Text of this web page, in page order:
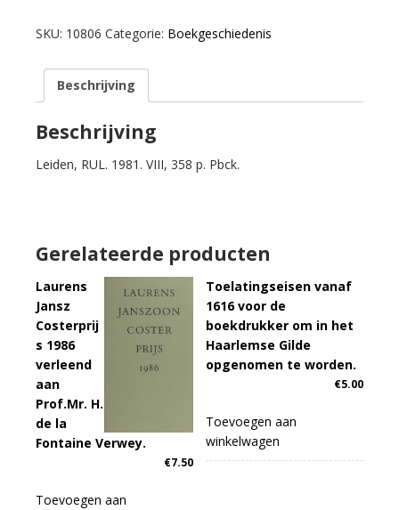
The
Printed
Editions
(1518-
1664)
Aeschylus.
SKU: 10806 Categorie: Boekgeschiedenis
Beschrijving
Beschrijving
Leiden, RUL. 1981. VIII, 358 p. Pbck.
Gerelateerde producten
Laurens
Jansz
Costerprij
s 1986
verleend
aan
Prof.Mr. H.
de la
Fontaine Verwey.
€7.50
Toevoegen aan
Toelatingseisen vanaf
1616 voor de
boekdrukker om in het
Haarlemse Gilde
opgenomen te worden.
€5.00
Toevoegen aan
winkelwagen